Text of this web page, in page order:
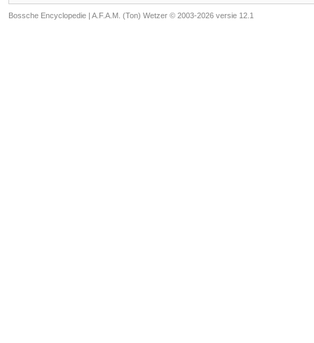
Bossche Encyclopedie | A.F.A.M. (Ton) Wetzer © 2003-2026 versie 12.1